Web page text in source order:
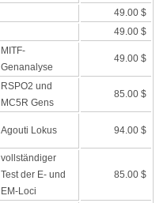
49.00 $
49.00 $
MITF-
Genanalyse
49.00 $
RSPO2 und
MC5R Gens
85.00 $
Agouti Lokus 94.00 $
vollständiger
Test der E- und
EM-Loci
85.00 $